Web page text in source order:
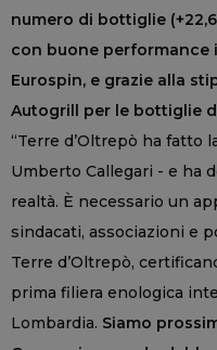
numero di bottiglie
con buone performance
Eurospin, e grazie alla
Autogrill per le bottiglie
“Terre d’Oltrepò ha fatto
Umberto Callegari - e ha
realtà. È necessario un
sindacati, associazioni e
Terre d’Oltrepò,
prima filiera enologica
Lombardia. Siamo